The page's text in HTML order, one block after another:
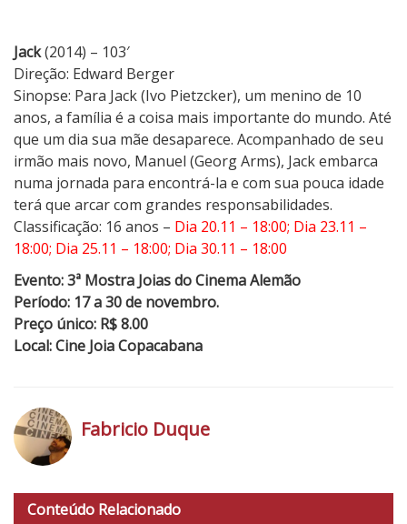
Jack(2014) – 103′
Direção: Edward Berger
Sinopse: Para Jack (Ivo Pietzcker), um menino de 10
anos, a família é a coisa mais importante do mundo. Até
que um dia sua mãe desaparece. Acompanhado de seu
irmão mais novo, Manuel (Georg Arms), Jack embarca
numa jornada para encontrá-la e com sua pouca idade
terá que arcar com grandes responsabilidades.
Classificação: 16 anos – Dia 20.11 – 18:00; Dia 23.11 –
18:00; Dia 25.11 – 18:00; Dia 30.11 – 18:00
Evento: 3ª Mostra Joias do Cinema Alemão
Período: 17 a 30 de novembro.
Preço único: R$ 8.00
Local: Cine Joia Copacabana
t
Fabricio Duque
Conteúdo Relacionado